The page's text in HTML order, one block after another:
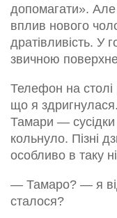
допомагати».
вплив нового
дратівливість. У
звичною
Телефон на столі
що я здригнулася.
Тамари — сусідки
кольнуло. Пізні
особливо в таку
— Тамаро? — я
сталося?